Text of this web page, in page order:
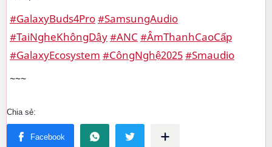
#GalaxyBuds4Pro#SamsungAudio
#TaiNgheKhôngDây#ANC #ÂmThanhCaoCấp
#GalaxyEcosystem #CôngNghệ2025#Smaudio
~~~